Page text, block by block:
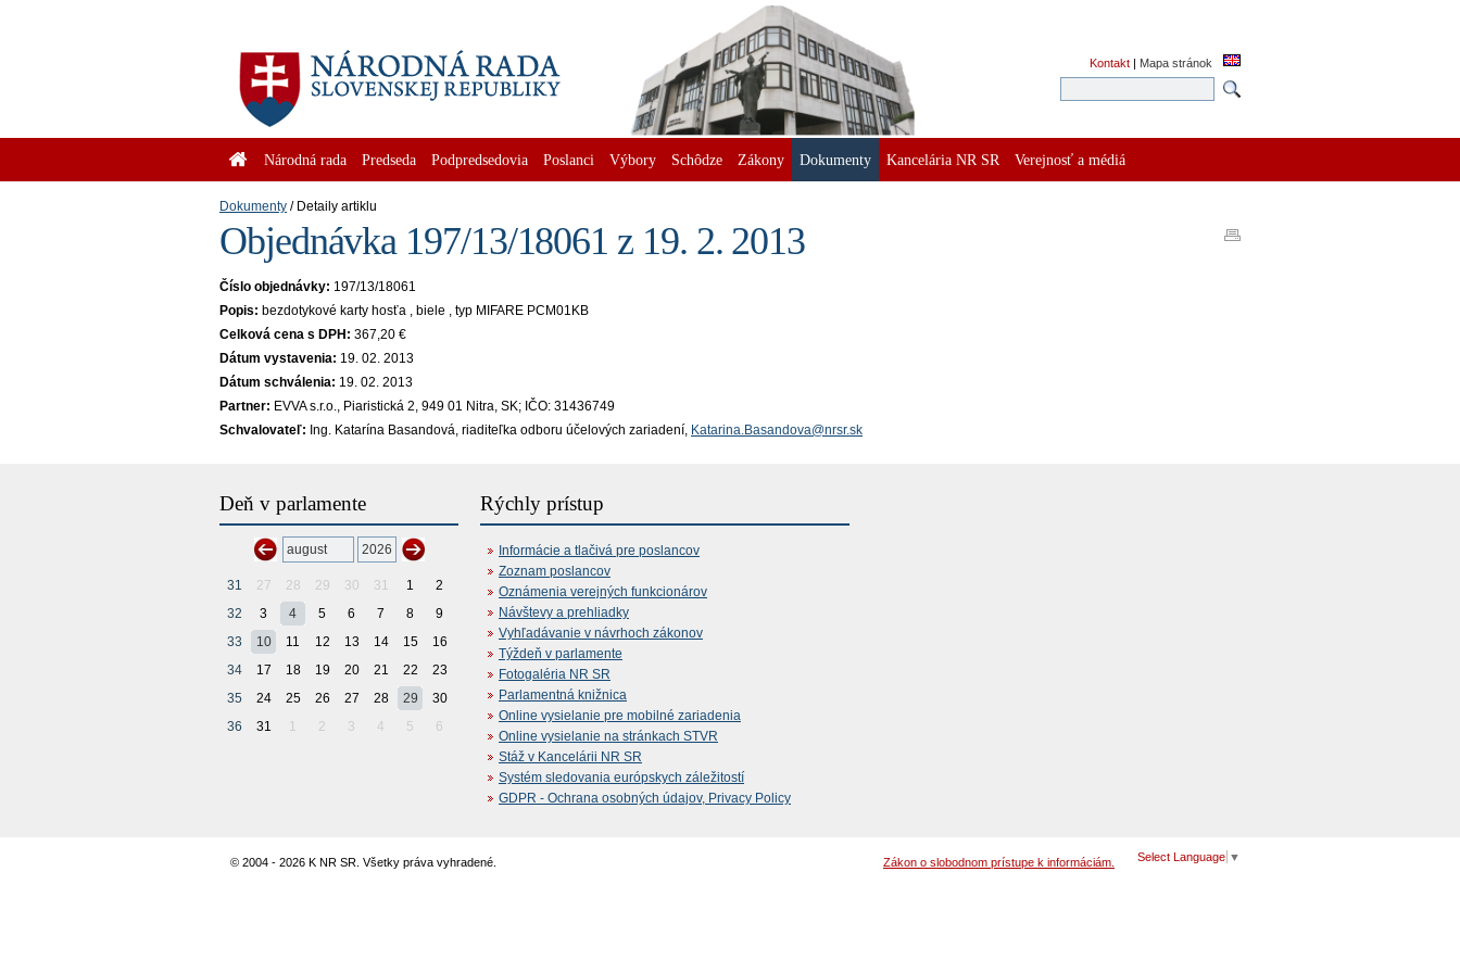
Kontakt | Mapa stránok
Národná rada Predseda Podpredsedovia Poslanci Výbory Schôdze Zákony Dokumenty Kancelária NR SR Verejnosť a médiá
Dokumenty Detaily artiklu
Objednávka 197/13/18061 z 19. 2. 2013
Číslo objednávky: 197/13/18061
Popis: bezdotykové karty hosťa , biele , typ MIFARE PCM01KB
Celková cena s DPH: 367,20 €
Dátum vystavenia: 19. 02. 2013
Dátum schválenia: 19. 02. 2013
Partner: EVVA s.r.o., Piaristická 2, 949 01 Nitra, SK; IČO: 31436749
Schvalovateľ: Ing. Katarína Basandová, riaditeľka odboru účelových zariadení, Katarina.Basandova@nrsr.sk
Deň v parlamente
31 27 28 29 30 31 1
2
32
3 4 5 6 7 8
9
33
10 11 12 13 14 15
16
34
17 18 19 20 21 22
23
35
24 25 26 27 28 29
30
36
31 1 2 3 4 5 6
Rýchly prístup
Informácie a tlačivá pre poslancov
Zoznam poslancov
Oznámenia verejných funkcionárov
Návštevy a prehliadky
Vyhľadávanie v návrhoch zákonov
Týždeň v parlamente
Fotogaléria NR SR
Parlamentná knižnica
Online vysielanie pre mobilné zariadenia
Online vysielanie na stránkach STVR
Stáž v Kancelárii NR SR
Systém sledovania európskych záležitostí
GDPR - Ochrana osobných údajov, Privacy Policy
© 2004 - 2026 K NR SR. Všetky práva vyhradené. Select Language ▼
Zákon o slobodnom prístupe k informáciám.